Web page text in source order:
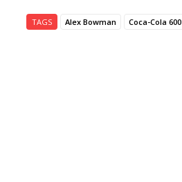
TAGS Alex Bowman Coca-Cola 600